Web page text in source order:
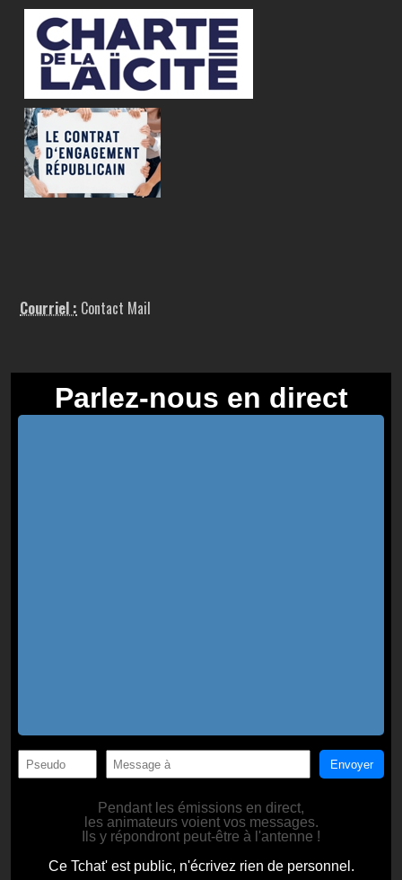
Courriel : Contact Mail